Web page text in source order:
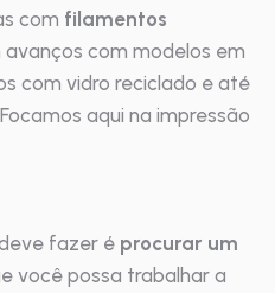
com filamentos
avanços com modelos em
com vidro reciclado e até
aqui na impressão
fazer é procurar um
você possa trabalhar a